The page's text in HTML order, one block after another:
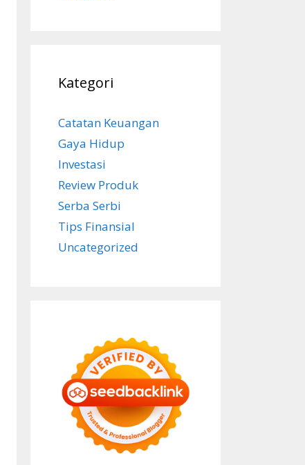
Kategori
Catatan Keuangan
Gaya Hidup
Investasi
Review Produk
Serba Serbi
Tips Finansial
Uncategorized